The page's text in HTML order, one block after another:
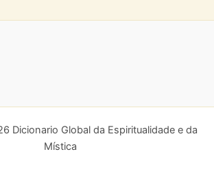
Dicionario Global da Espiritualidade e da
Mística